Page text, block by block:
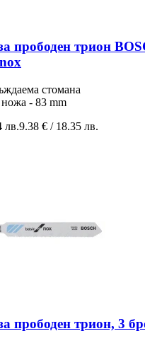
прободен трион
стомана
- 83 mm
лв.9.38 € / 18.35 лв.
прободен трион, 3